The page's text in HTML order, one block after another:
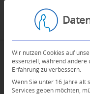
Wir nutzen Cookies auf
essenziell, während andere
Erfahrung zu verbessern.
Wenn Sie unter 16 Jahre alt
Services geben möchten,